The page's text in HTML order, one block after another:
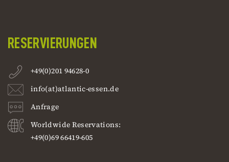
RESERVIERUNGEN
+49(0)201 94628-0
info(at)atlantic-essen.de
Anfrage
Worldwide Reservations:
+49(0)69 66419-605